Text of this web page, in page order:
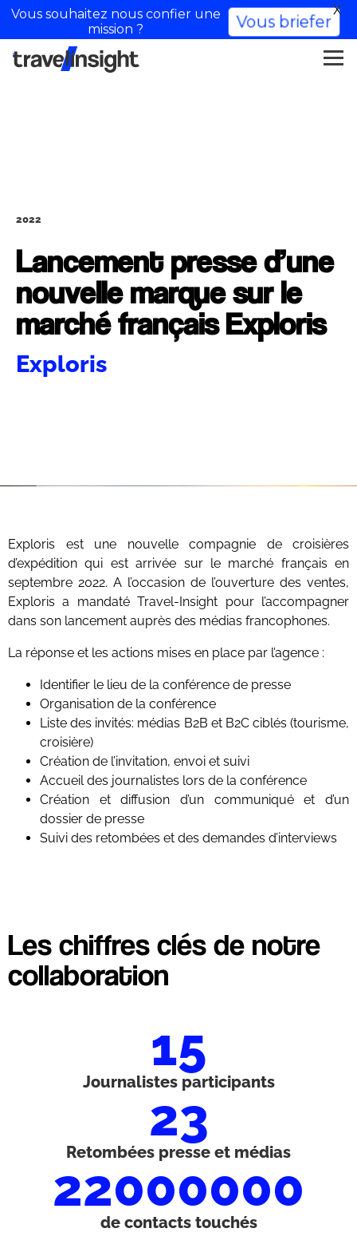
2022
Lancement presse d’une
nouvelle marque sur le
marché français Exploris
Exploris
Exploris est une nouvelle compagnie de croisières
d’expédition qui est arrivée sur le marché français en
septembre 2022. A l’occasion de l’ouverture des ventes,
Exploris a mandaté Travel-Insight pour l’accompagner
dans son lancement auprès des médias francophones.
La réponse et les actions mises en place par l’agence :
Identifier le lieu de la conférence de presse
Organisation de la conférence
Liste des invités: médias B2B et B2C ciblés (tourisme,
croisière)
Création de l’invitation, envoi et suivi
Accueil des journalistes lors de la conférence
Création et diffusion d’un communiqué et d’un
dossier de presse
Suivi des retombées et des demandes d’interviews
Les chiffres clés de notre
collaboration
15
Journalistes participants
23
Retombées presse et médias
22000000
de contacts touchés
Vous souhaitez nous confier une
mission ?
Vous briefer
X